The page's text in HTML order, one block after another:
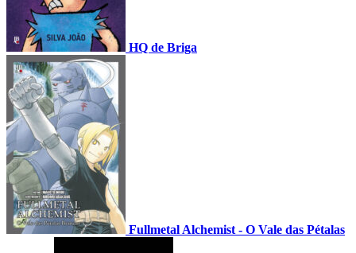
HQ de Briga
Fullmetal Alchemist - O Vale das Pétalas